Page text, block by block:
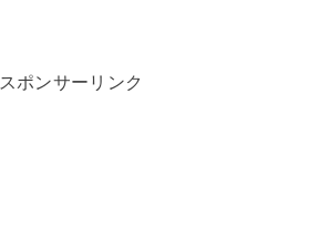
スポンサーリンク